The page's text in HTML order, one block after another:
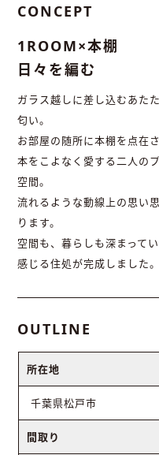
CONCEPT
1ROOM×本棚
日々を編む
ガラス越しに差し込むあた
匂い。
お部屋の随所に本棚を点在
本をこよなく愛する二人の
空間。
流れるような動線上の思い
ります。
空間も、暮らしも深まって
感じる住処が完成しました。
OUTLINE
所在地
千葉県松戸市
間取り